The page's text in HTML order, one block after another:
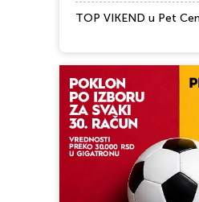
TOP VIKEND u Pet